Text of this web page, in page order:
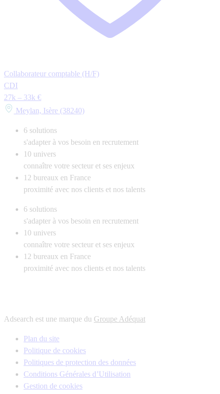
Collaborateur comptable (H/F)
CDI
27k – 33k €
Meylan, Isère (38240)
6 solutions
s'adapter à vos besoin en recrutement
10 univers
connaître votre secteur et ses enjeux
12 bureaux en France
proximité avec nos clients et nos talents
6 solutions
s'adapter à vos besoin en recrutement
10 univers
connaître votre secteur et ses enjeux
12 bureaux en France
proximité avec nos clients et nos talents
Adsearch est une marque du Groupe Adéquat
Plan du site
Politique de cookies
Politiques de protection des données
Conditions Générales d’Utilisation
Gestion de cookies